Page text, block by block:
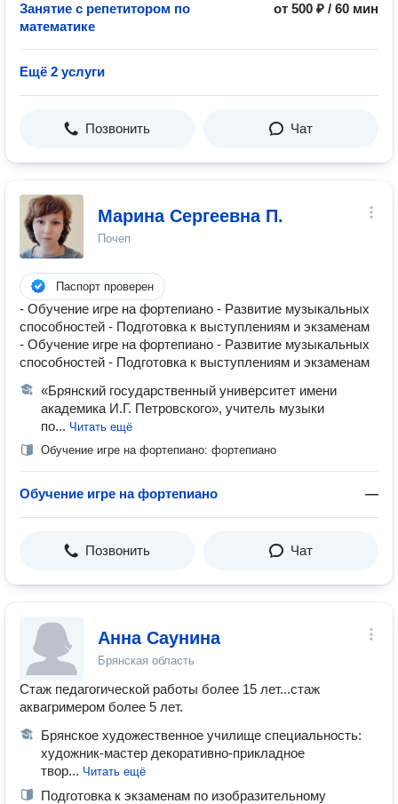
Занятие с репетитором по
математике
от 500 ₽ / 60 мин
Ещё 2 услуги
Позвонить Чат
Марина Сергеевна П.
Почеп
Паспорт проверен
- Обучение игре на фортепиано - Развитие музыкальных
способностей - Подготовка к выступлениям и экзаменам
- Обучение игре на фортепиано - Развитие музыкальных
способностей - Подготовка к выступлениям и экзаменам
«Брянский государственный университет имени
академика И.Г. Петровского», учитель музыки
по... Читать ещё
Обучение игре на фортепиано: фортепиано
Обучение игре на фортепиано —
Позвонить Чат
Анна Саунина
Брянская область
Стаж педагогической работы более 15 лет...стаж
аквагримером более 5 лет.
Брянское художественное училище специальность:
художник-мастер декоративно-прикладное
твор... Читать ещё
Подготовка к экзаменам по изобразительному